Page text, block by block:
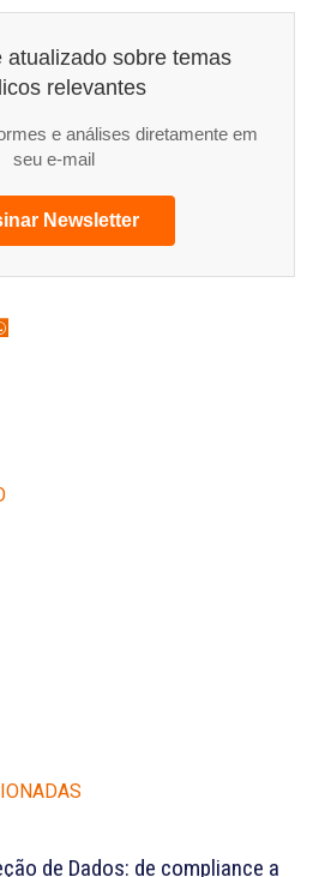
atualizado sobre temas
relevantes
e análises diretamente em
seu e-mail
Newsletter
de Dados: de compliance a